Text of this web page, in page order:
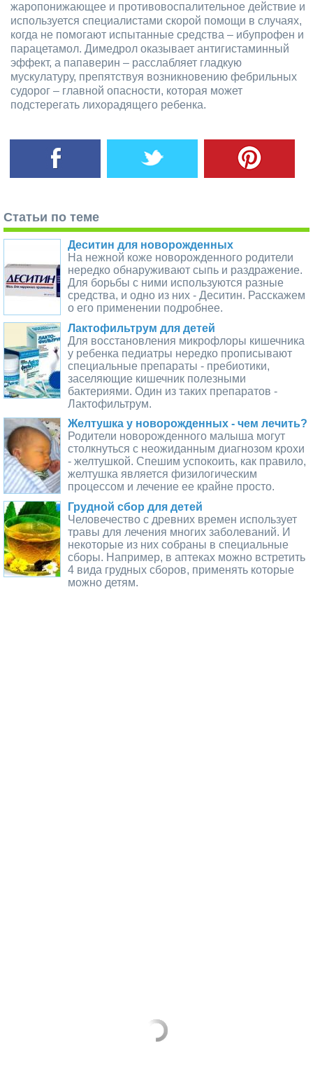
жаропонижающее и противовоспалительное действие и
используется специалистами скорой помощи в случаях,
когда не помогают испытанные средства – ибупрофен и
парацетамол. Димедрол оказывает антигистаминный
эффект, а папаверин – расслабляет гладкую
мускулатуру, препятствуя возникновению фебрильных
судорог – главной опасности, которая может
подстерегать лихорадящего ребенка.
Статьи по теме
Деситин для новорожденных
На нежной коже новорожденного родители
нередко обнаруживают сыпь и раздражение.
Для борьбы с ними используются разные
средства, и одно из них - Деситин. Расскажем
о его применении подробнее.
Лактофильтрум для детей
Для восстановления микрофлоры кишечника
у ребенка педиатры нередко прописывают
специальные препараты - пребиотики,
заселяющие кишечник полезными
бактериями. Один из таких препаратов -
Лактофильтрум.
Желтушка у новорожденных - чем лечить?
Родители новорожденного малыша могут
столкнуться с неожиданным диагнозом крохи
- желтушкой. Спешим успокоить, как правило,
желтушка является физилогическим
процессом и лечение ее крайне просто.
Грудной сбор для детей
Человечество с древних времен использует
травы для лечения многих заболеваний. И
некоторые из них собраны в специальные
сборы. Например, в аптеках можно встретить
4 вида грудных сборов, применять которые
можно детям.